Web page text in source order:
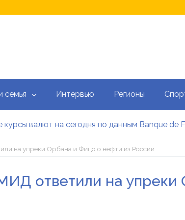
семья Интервью Регионы
курсы валют на сегодня по данным Banque de
гривен военным: кто может получить эти
сегодня онлайн: Оперативный обзор НБУ,
на упреки Орбана и Фицо о нефти из России
ответили на